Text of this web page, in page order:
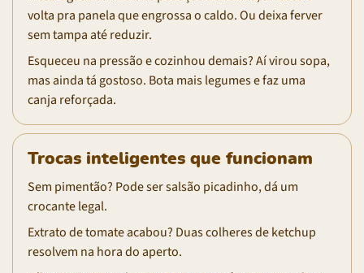
volta pra panela que engrossa o caldo. Ou deixa ferver
sem tampa até reduzir.
Esqueceu na pressão e cozinhou demais? Aí virou sopa,
mas ainda tá gostoso. Bota mais legumes e faz uma
canja reforçada.
Trocas inteligentes que funcionam
Sem pimentão? Pode ser salsão picadinho, dá um
crocante legal.
Extrato de tomate acabou? Duas colheres de ketchup
resolvem na hora do aperto.